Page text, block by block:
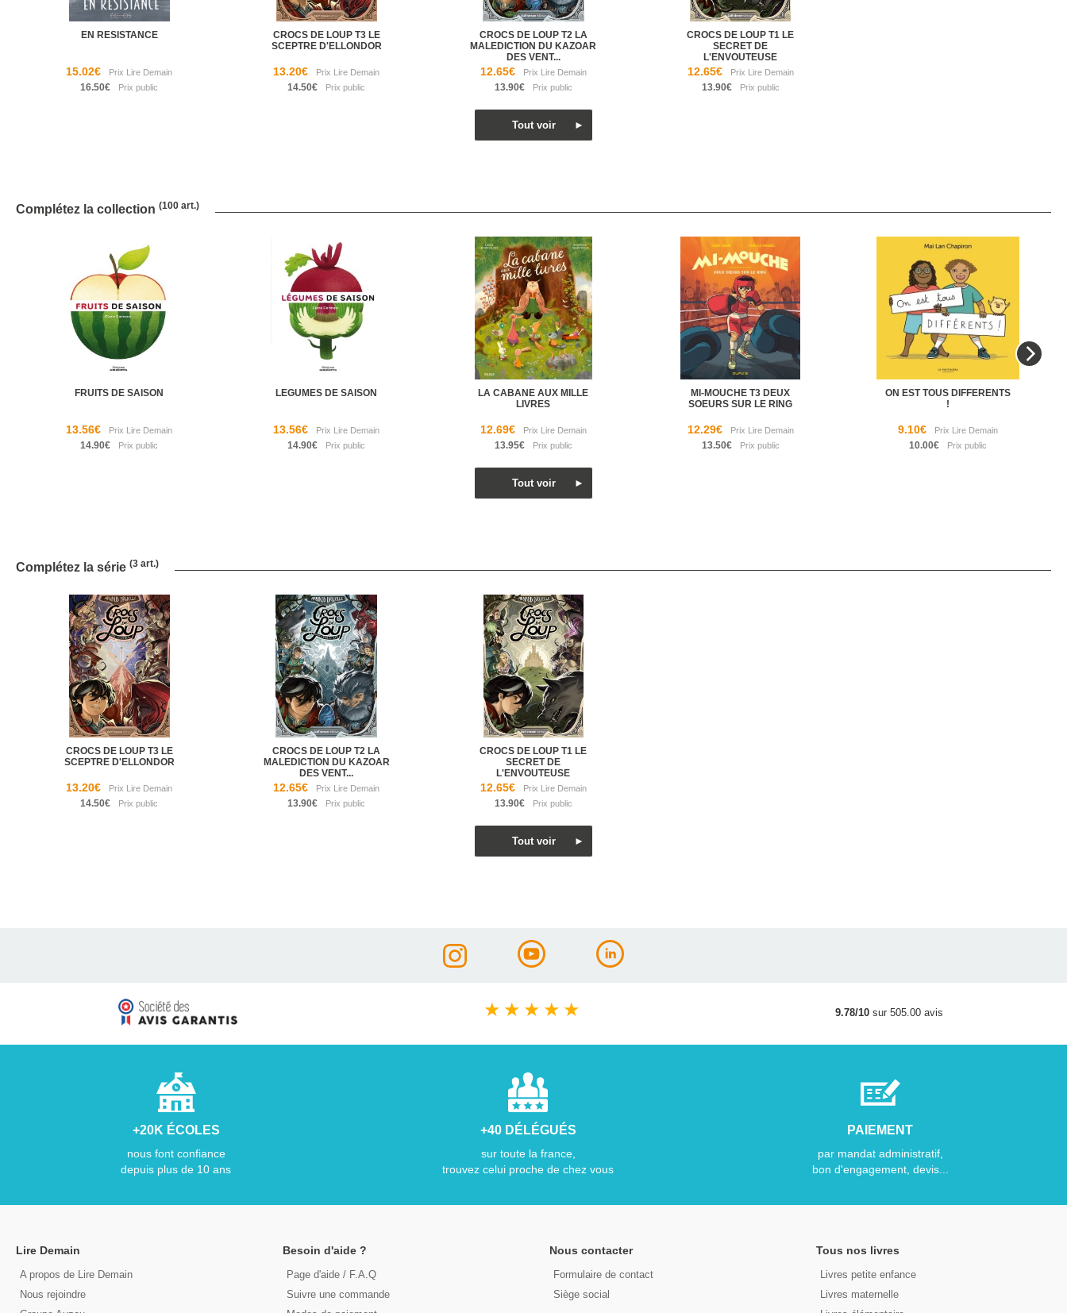
EN RESISTANCE
15.02€
16.50€
CROCS DE LOUP T3 LE
SCEPTRE D'ELLONDOR
13.20€
14.50€
CROCS DE LOUP T2 LA
MALEDICTION DU KAZOAR
DES VENT...
12.65€
13.90€
CROCS DE LOUP T1 LE
SECRET DE
L'ENVOUTEUSE
12.65€
13.90€
Complétez la collection (100 art.)
FRUITS DE SAISON
13.56€
14.90€
LEGUMES DE SAISON
13.56€
14.90€
LA CABANE AUX MILLE
LIVRES
12.69€
13.95€
MI-MOUCHE T3 DEUX
SOEURS SUR LE RING
12.29€
13.50€
ON EST TOUS DIFFERENTS
!
9.10€
10.00€
Complétez la série (3 art.)
CROCS DE LOUP T3 LE
SCEPTRE D'ELLONDOR
13.20€
14.50€
CROCS DE LOUP T2 LA
MALEDICTION DU KAZOAR
DES VENT...
12.65€
13.90€
CROCS DE LOUP T1 LE
SECRET DE
L'ENVOUTEUSE
12.65€
13.90€
★ ★ ★ ★ ★ 9.78/10sur 505.00 avis
+20K ÉCOLES
nous font confiance
depuis plus de 10 ans
+40 DÉLÉGUÉS
sur toute la france,
trouvez celui proche de chez vous
PAIEMENT
par mandat administratif,
bon d'engagement, devis...
Lire Demain
A propos de Lire Demain
Nous rejoindre
Besoin d'aide ?
Page d'aide / F.A.Q
Suivre une commande
Nous contacter
Formulaire de contact
Siège social
Tous nos livres
Livres petite enfance
Livres maternelle